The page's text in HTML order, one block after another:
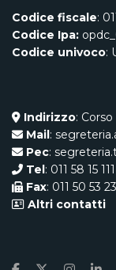
Codice fiscale:
Codice Ipa:
Codice univoco:
Indirizzo:
Mail:
Pec:
Tel: 011 58 15 111
Fax: 011 50 53 23
Altri contatti